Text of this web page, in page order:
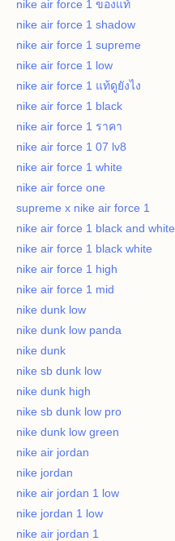
nike air force 1 ของแท้
nike air force 1 shadow
nike air force 1 supreme
nike air force 1 low
nike air force 1 แท้ดูยังไง
nike air force 1 black
nike air force 1 ราคา
nike air force 1 07 lv8
nike air force 1 white
nike air force one
supreme x nike air force 1
nike air force 1 black and white
nike air force 1 black white
nike air force 1 high
nike air force 1 mid
nike dunk low
nike dunk low panda
nike dunk
nike sb dunk low
nike dunk high
nike sb dunk low pro
nike dunk low green
nike air jordan
nike jordan
nike air jordan 1 low
nike jordan 1 low
nike air jordan 1